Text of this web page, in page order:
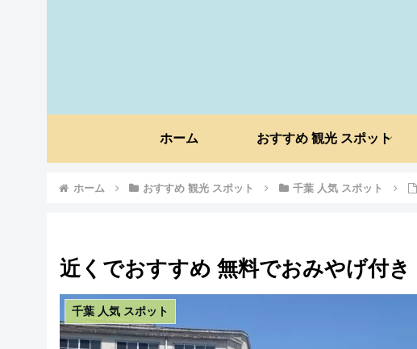
ホーム おすすめ 観光 スポット
ホーム おすすめ 観光 スポット 千葉 人気 スポット
近くでおすすめ 無料でおみやげ付
千葉 人気 スポット